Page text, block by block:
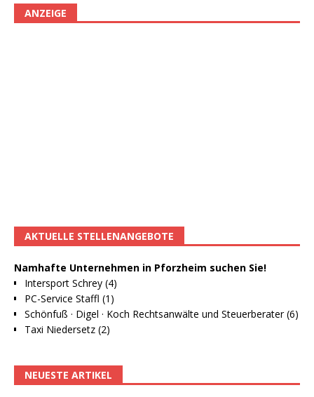
ANZEIGE
AKTUELLE STELLENANGEBOTE
Namhafte Unternehmen in Pforzheim suchen Sie!
Intersport Schrey (4)
PC-Service Staffl (1)
Schönfuß · Digel · Koch Rechtsanwälte und Steuerberater (6)
Taxi Niedersetz (2)
NEUESTE ARTIKEL